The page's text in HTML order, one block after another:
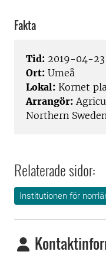
Fakta
Tid: 2019-04-23
Ort: Umeå
Lokal: Kornet
Arrangör:
Northern
Relaterade sidor:
Institutionen för